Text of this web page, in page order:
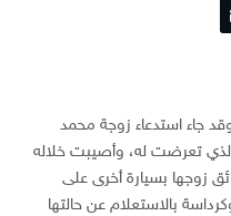
جاء استدعاء زوجة محمد
الذي تعرضت له، وأصيبت خلاله
زوجها بسيارة أخرى على
بالاستعلام عن حالتها